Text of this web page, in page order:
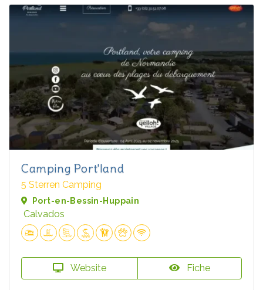
Camping Port'land
5 Sterren Camping
Port-en-Bessin-Huppain
Calvados
Website Fiche